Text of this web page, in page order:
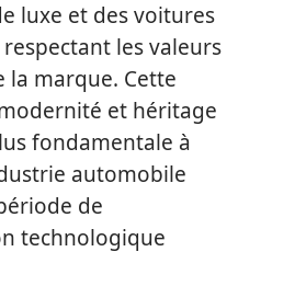
luxe et des voitures
les valeurs
la marque. Cette
et héritage
fondamentale à
automobile
de
technologique